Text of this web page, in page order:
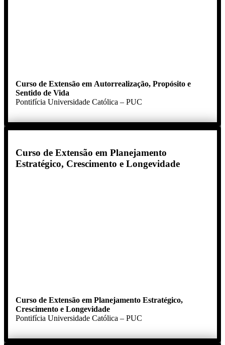
Curso de Extensão em Autorrealização, Propósito e
Sentido de Vida
Pontifícia Universidade Católica – PUC
Curso de Extensão em Planejamento
Estratégico, Crescimento e Longevidade
Curso de Extensão em Planejamento Estratégico,
Crescimento e Longevidade
Pontifícia Universidade Católica – PUC